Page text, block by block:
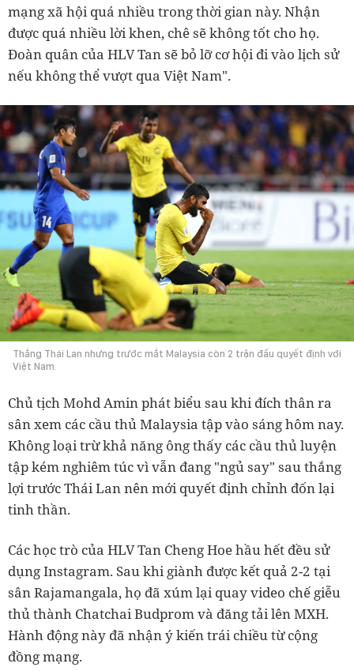
mạng xã hội quá nhiều trong thời gian này. Nhận
được quá nhiều lời khen, chê sẽ không tốt cho họ.
Đoàn quân của HLV Tan sẽ bỏ lỡ cơ hội đi vào lịch sử
nếu không thể vượt qua Việt Nam".
Thắng Thái Lan nhưng trước mắt Malaysia còn 2 trận đấu quyết định với
Việt Nam.
Chủ tịch Mohd Amin phát biểu sau khi đích thân ra
sân xem các cầu thủ Malaysia tập vào sáng hôm nay.
Không loại trừ khả năng ông thấy các cầu thủ luyện
tập kém nghiêm túc vì vẫn đang "ngủ say" sau thắng
lợi trước Thái Lan nên mới quyết định chỉnh đốn lại
tinh thần.
Các học trò của HLV Tan Cheng Hoe hầu hết đều sử
dụng Instagram. Sau khi giành được kết quả 2-2 tại
sân Rajamangala, họ đã xúm lại quay video chế giễu
thủ thành Chatchai Budprom và đăng tải lên MXH.
Hành động này đã nhận ý kiến trái chiều từ cộng
đồng mạng.